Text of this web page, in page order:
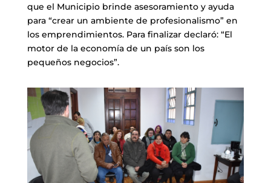
que el Municipio brinde asesoramiento y ayuda
para “crear un ambiente de profesionalismo” en
los emprendimientos. Para finalizar declaró: “El
motor de la economía de un país son los
pequeños negocios”.